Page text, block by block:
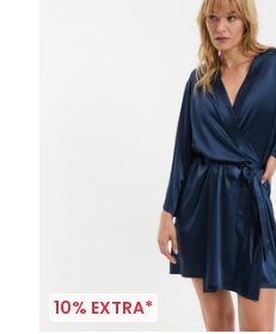
10% EXTRA*